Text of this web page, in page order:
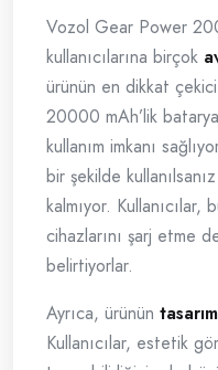
Vozol Gear Power
kullanıcılarına birçok
ürünün en dikkat
20000 mAh’lik
kullanım imkanı
bir şekilde
kalmıyor.
cihazlarını şarj etme
belirtiyorlar.
Ayrıca, ürünün
Kullanıcılar, estetik